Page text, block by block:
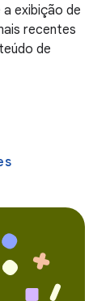
exibição de
recentes
de